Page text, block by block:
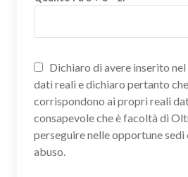
Dichiaro di avere inserito
dati reali e dichiaro pertanto
corrispondono ai propri reali
consapevole che è facoltà di
perseguire nelle opportune sedi
abuso.